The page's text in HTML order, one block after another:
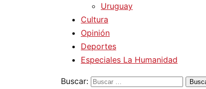
Uruguay
Cultura
Opinión
Deportes
Especiales La Humanidad
Buscar: